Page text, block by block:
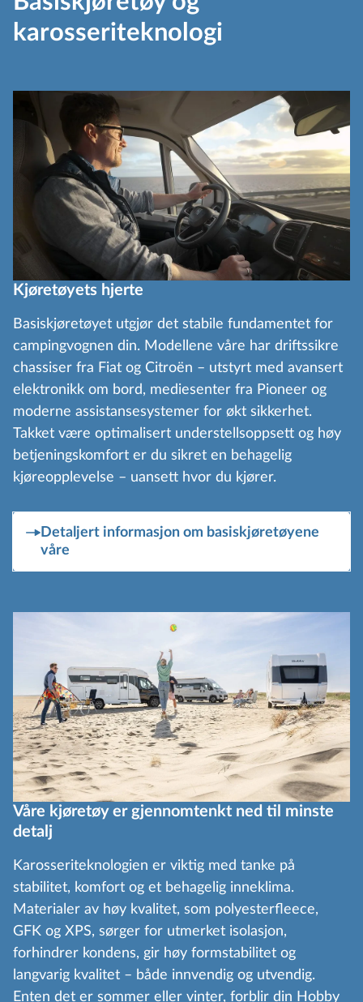
karosseriteknologi
Kjøretøyets hjerte
Basiskjøretøyet utgjør det stabile fundamentet for
campingvognen din. Modellene våre har driftssikre
chassiser fra Fiat og Citroën – utstyrt med avansert
elektronikk om bord, mediesenter fra Pioneer og
moderne assistansesystemer for økt sikkerhet.
Takket være optimalisert understellsoppsett og høy
betjeningskomfort er du sikret en behagelig
kjøreopplevelse – uansett hvor du kjører.
Detaljert informasjon om basiskjøretøyene
våre
Våre kjøretøy er gjennomtenkt ned til minste
detalj
Karosseriteknologien er viktig med tanke på
stabilitet, komfort og et behagelig inneklima.
Materialer av høy kvalitet, som polyesterfleece,
GFK og XPS, sørger for utmerket isolasjon,
forhindrer kondens, gir høy formstabilitet og
langvarig kvalitet – både innvendig og utvendig.
Enten det er sommer eller vinter, forblir din Hobby